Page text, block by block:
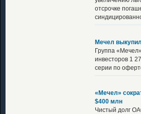
отсрочке
Мечел
Группа
инвесторов 1
серии по
«Мечел»
$400 млн
Чистый долг